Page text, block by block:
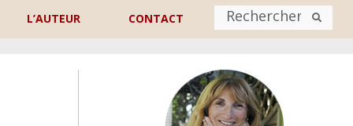
L’AUTEUR CONTACT